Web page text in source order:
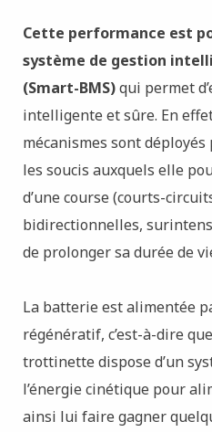
Cette performance est
système de gestion
(Smart-BMS)qui permet
intelligente et sûre. En
mécanismes sont
les soucis auxquels elle
d’une course (courts-
bidirectionnelles,
de prolonger sa durée de
La batterie est alimentée
régénératif, c’est-à-dire
trottinette dispose d’un
l’énergie cinétique pour
ainsi lui faire gagner